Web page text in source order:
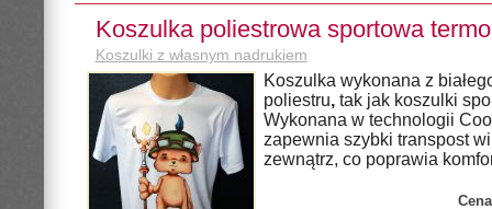
Koszulka poliestrowa sportowa
Koszulki z własnym nadrukiem
Koszulka wykonana z
poliestru, tak jak koszulki
Wykonana w technologii
zapewnia szybki transpost
zewnątrz, co poprawia